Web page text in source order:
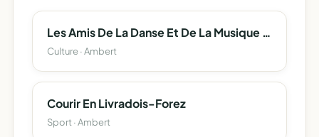
Les Amis De La Danse Et De La Musique D'ambert
Culture · Ambert
Courir En Livradois-Forez
Sport · Ambert